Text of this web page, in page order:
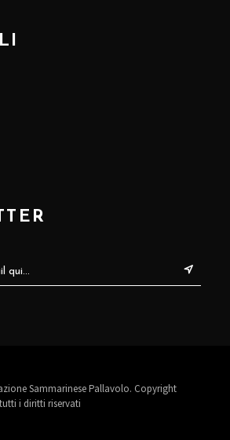
Sammarinese Pallavolo. Copyright
i diritti riservati